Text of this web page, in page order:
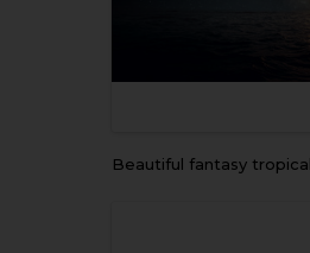
Beautiful fantasy tropical beach with star and full moon in night skies - Retro style